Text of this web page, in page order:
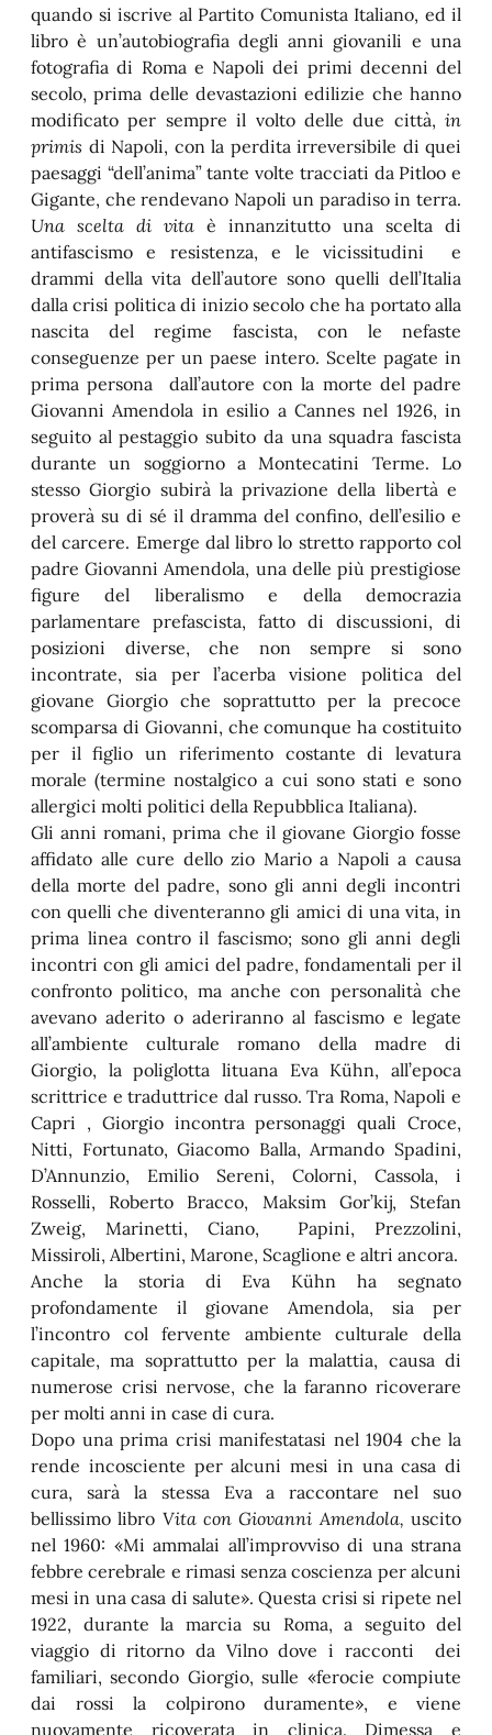
quando si iscrive al Partito Comunista Italiano, ed il
libro è un’autobiografia degli anni giovanili e una
fotografia di Roma e Napoli dei primi decenni del
secolo, prima delle devastazioni edilizie che hanno
modificato per sempre il volto delle due città, in
primis di Napoli, con la perdita irreversibile di quei
paesaggi “dell’anima” tante volte tracciati da Pitloo e
Gigante, che rendevano Napoli un paradiso in terra.
Una scelta di vita è innanzitutto una scelta di
antifascismo e resistenza, e le vicissitudini e
drammi della vita dell’autore sono quelli dell’Italia
dalla crisi politica di inizio secolo che ha portato alla
nascita del regime fascista, con le nefaste
conseguenze per un paese intero. Scelte pagate in
prima persona dall’autore con la morte del padre
Giovanni Amendola in esilio a Cannes nel 1926, in
seguito al pestaggio subito da una squadra fascista
durante un soggiorno a Montecatini Terme. Lo
stesso Giorgio subirà la privazione della libertà e
proverà su di sé il dramma del confino, dell’esilio e
del carcere. Emerge dal libro lo stretto rapporto col
padre Giovanni Amendola, una delle più prestigiose
figure del liberalismo e della democrazia
parlamentare prefascista, fatto di discussioni, di
posizioni diverse, che non sempre si sono
incontrate, sia per l’acerba visione politica del
giovane Giorgio che soprattutto per la precoce
scomparsa di Giovanni, che comunque ha costituito
per il figlio un riferimento costante di levatura
morale (termine nostalgico a cui sono stati e sono
allergici molti politici della Repubblica Italiana).
Gli anni romani, prima che il giovane Giorgio fosse
affidato alle cure dello zio Mario a Napoli a causa
della morte del padre, sono gli anni degli incontri
con quelli che diventeranno gli amici di una vita, in
prima linea contro il fascismo; sono gli anni degli
incontri con gli amici del padre, fondamentali per il
confronto politico, ma anche con personalità che
avevano aderito o aderiranno al fascismo e legate
all’ambiente culturale romano della madre di
Giorgio, la poliglotta lituana Eva Kühn, all’epoca
scrittrice e traduttrice dal russo. Tra Roma, Napoli e
Capri , Giorgio incontra personaggi quali Croce,
Nitti, Fortunato, Giacomo Balla, Armando Spadini,
D’Annunzio, Emilio Sereni, Colorni, Cassola, i
Rosselli, Roberto Bracco, Maksim Gor’kij, Stefan
Zweig, Marinetti, Ciano, Papini, Prezzolini,
Missiroli, Albertini, Marone, Scaglione e altri ancora.
Anche la storia di Eva Kühn ha segnato
profondamente il giovane Amendola, sia per
l’incontro col fervente ambiente culturale della
capitale, ma soprattutto per la malattia, causa di
numerose crisi nervose, che la faranno ricoverare
per molti anni in case di cura.
Dopo una prima crisi manifestatasi nel 1904 che la
rende incosciente per alcuni mesi in una casa di
cura, sarà la stessa Eva a raccontare nel suo
bellissimo libro Vita con Giovanni Amendola, uscito
nel 1960: «Mi ammalai all’improvviso di una strana
febbre cerebrale e rimasi senza coscienza per alcuni
mesi in una casa di salute». Questa crisi si ripete nel
1922, durante la marcia su Roma, a seguito del
viaggio di ritorno da Vilno dove i racconti dei
familiari, secondo Giorgio, sulle «ferocie compiute
dai rossi la colpirono duramente», e viene
nuovamente ricoverata in clinica. Dimessa e